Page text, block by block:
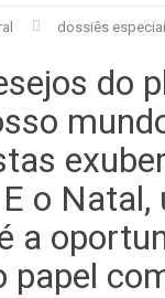
dossiês
do
o
a
papel